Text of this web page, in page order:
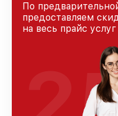
По
предоставляем
на весь прайс